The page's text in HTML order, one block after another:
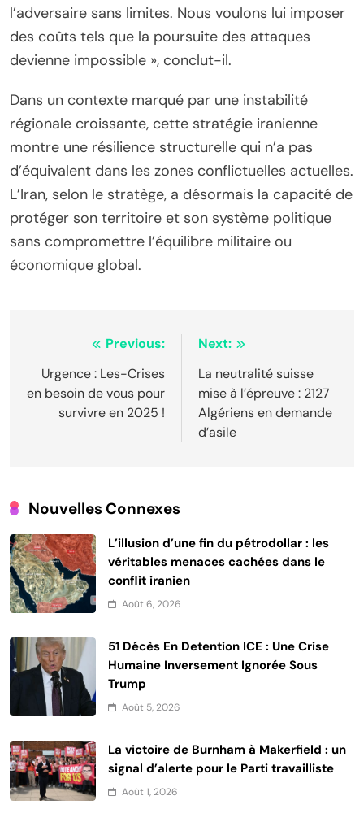
l’adversaire sans limites. Nous voulons lui imposer
des coûts tels que la poursuite des attaques
devienne impossible », conclut-il.
Dans un contexte marqué par une instabilité
régionale croissante, cette stratégie iranienne
montre une résilience structurelle qui n’a pas
d’équivalent dans les zones conflictuelles actuelles.
L’Iran, selon le stratège, a désormais la capacité de
protéger son territoire et son système politique
sans compromettre l’équilibre militaire ou
économique global.
Navigation
de
l’article
Previous:
Urgence : Les-Crises
en besoin de vous pour
survivre en 2025 !
Next:
La neutralité suisse
mise à l’épreuve : 2127
Algériens en demande
d’asile
Nouvelles Connexes
L’illusion d’une fin du pétrodollar : les
véritables menaces cachées dans le
conflit iranien
Août 6, 2026
51 Décès En Detention ICE : Une Crise
Humaine Inversement Ignorée Sous
Trump
Août 5, 2026
La victoire de Burnham à Makerfield : un
signal d’alerte pour le Parti travailliste
Août 1, 2026